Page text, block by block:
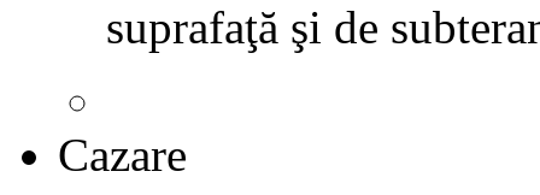
suprafaţă şi de
Cazare